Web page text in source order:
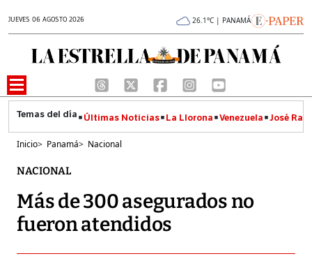
JUEVES 06 AGOSTO 2026 26.1°C | PANAMÁ
Últimas Noticias La Llorona Venezuela José
Inicio> Panamá> Nacional
NACIONAL
Más de 300 asegurados no
fueron atendidos